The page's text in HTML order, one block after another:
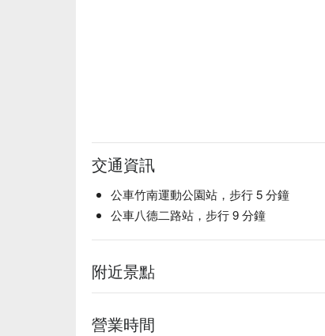
交通資訊
公車竹南運動公園站，步行 5 分鐘
公車八德二路站，步行 9 分鐘
附近景點
營業時間